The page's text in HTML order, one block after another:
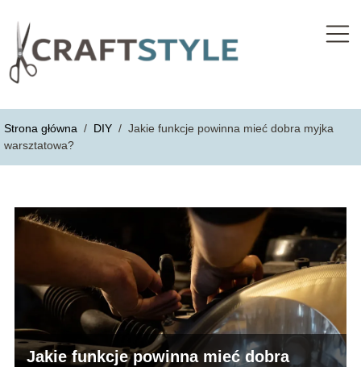
Strona główna / DIY / Jakie funkcje powinna mieć dobra myjka
warsztatowa?
Jakie funkcje powinna mieć dobra